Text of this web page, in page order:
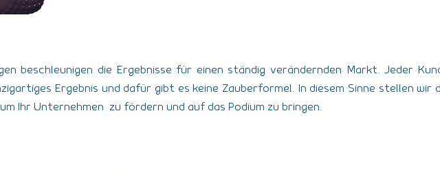
beschleunigen die Ergebnisse für einen ständig verändernden Markt. Jeder
Ergebnis und dafür gibt es keine Zauberformel. In diesem Sinne stellen wir
Ihr Unternehmen zu fördern und auf das Podium zu bringen.